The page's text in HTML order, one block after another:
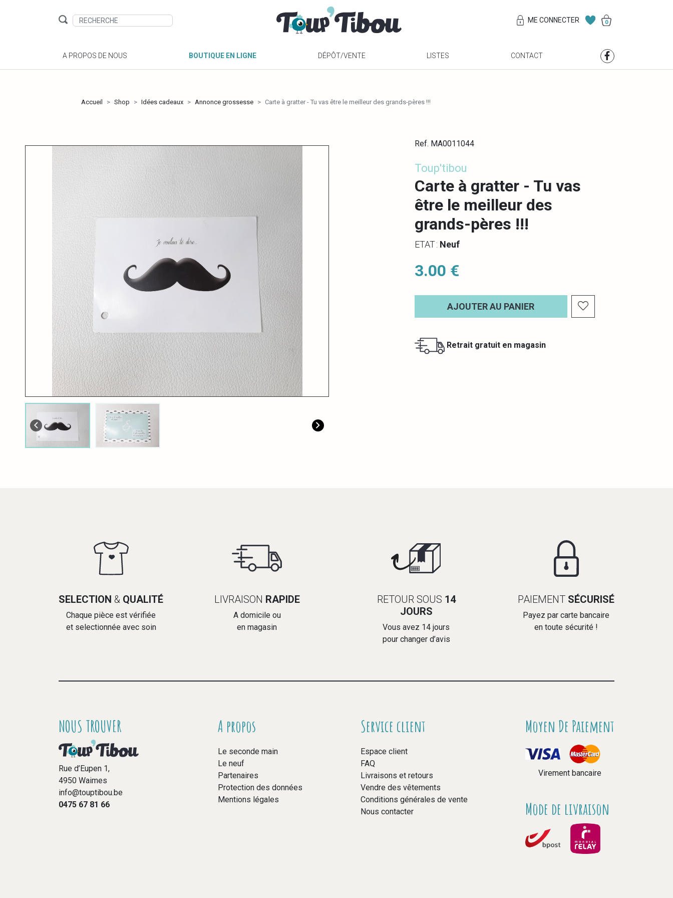
ME CONNECTER 0
A PROPOS DE NOUS BOUTIQUE EN LIGNE DÉPÔT/VENTE LISTES CONTACT
Accueil Shop Idées cadeaux Annonce grossesse Carte à gratter - Tu vas être le meilleur des grands-pères !!!
Ref. MA0011044
Toup'tibou
Carte à gratter - Tu vas
être le meilleur des
grands-pères !!!
ETAT : Neuf
3.00 €
AJOUTER AU PANIER
Retrait gratuit en magasin
SELECTION & QUALITÉ
Chaque pièce est vérifiée
et selectionnée avec soin
LIVRAISON RAPIDE
A domicile ou
en magasin
RETOUR SOUS 14
JOURS
Vous avez 14 jours
pour changer d’avis
PAIEMENT SÉCURISÉ
Payez par carte bancaire
en toute sécurité !
NOUS TROUVER
Rue d’Eupen 1,
4950 Waimes
info@touptibou.be
0475 67 81 66
A propos
Le seconde main
Le neuf
Partenaires
Protection des données
Mentions légales
Service client
Espace client
FAQ
Livraisons et retours
Vendre des vêtements
Conditions générales de vente
Nous contacter
Moyen De Paiement
Virement bancaire
Mode de livraison